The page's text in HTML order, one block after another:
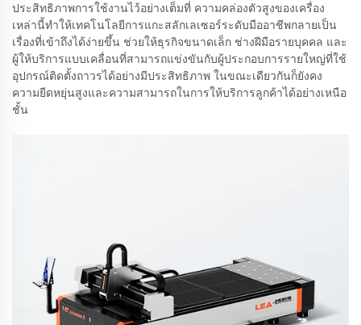
ประสิทธิภาพการใช้งานไว้อย่างเต็มที่ ความคล่องตัวสูงของเครื่อง
เหล่านี้ทำให้เทคโนโลยีการแกะสลักเลเซอร์ระดับมืออาชีพกลายเป็น
เรื่องที่เข้าถึงได้ง่ายขึ้น ช่วยให้ธุรกิจขนาดเล็ก ช่างฝีมือรายบุคคล และ
ผู้ให้บริการแบบเคลื่อนที่สามารถแข่งขันกับผู้ประกอบการรายใหญ่ที่ใช้
อุปกรณ์ติดตั้งถาวรได้อย่างมีประสิทธิภาพ ในขณะเดียวกันก็ยังคง
ความยืดหยุ่นสูงและความสามารถในการให้บริการลูกค้าได้อย่างเหนือ
ชั้น